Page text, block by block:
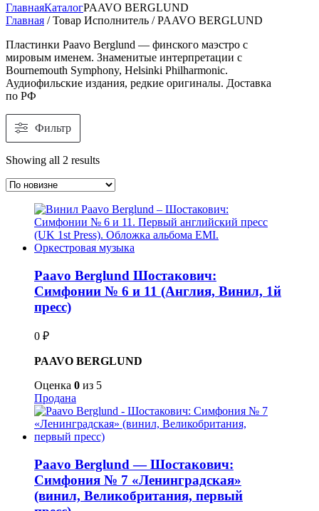
ГлавнаяКаталогPAAVO BERGLUND
Главная / Товар Исполнитель / PAAVO BERGLUND
Пластинки Paavo Berglund — финского маэстро с
мировым именем. Знаменитые интерпретации с
Bournemouth Symphony, Helsinki Philharmonic.
Аудиофильские издания, редкие оригиналы. Доставка
по РФ
Фильтр
Showing all 2 results
Paavo Berglund Шостакович:
Симфонии № 6 и 11 (Англия, Винил, 1й
пресс)
0 ₽
PAAVO BERGLUND
Оценка 0 из 5
Продана
Paavo Berglund — Шостакович:
Симфония № 7 «Ленинградская»
(винил, Великобритания, первый